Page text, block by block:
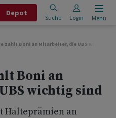
Depot
Suche Login Menu
zahlt Boni an Mitarbeiter, die UBS wichtig
Boni an
wichtig sind
Halteprämien an